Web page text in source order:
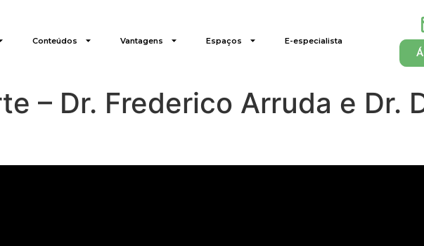
Conteúdos Vantagens Espaços E-especialista
– Dr. Frederico Arruda e Dr.